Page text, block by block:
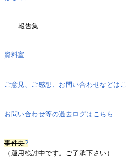
報告集
資料室
ご意見、ご感想、お問い合わせなどは
お問い合わせ等の過去ログはこちら
事件史?
（運用検討中です。ご了承下さい）